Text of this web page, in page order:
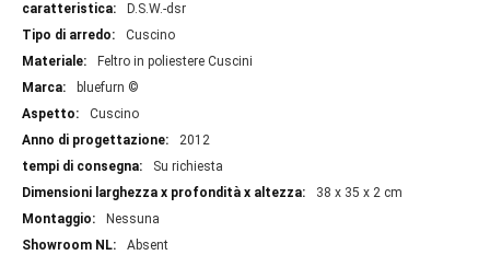
D.S.W.-dsr
Cuscino
Feltro in poliestere Cuscini
bluefurn ©
Cuscino
2012
Su richiesta
38 x 35 x 2 cm
Nessuna
Absent